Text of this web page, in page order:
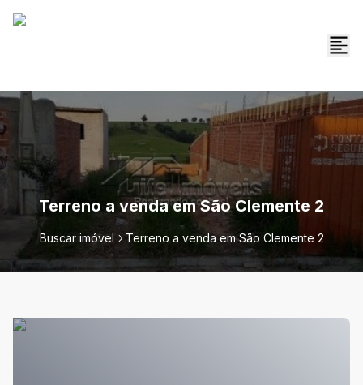
Terreno a venda em São Clemente 2
Buscar imóvel Terreno a venda em São Clemente 2